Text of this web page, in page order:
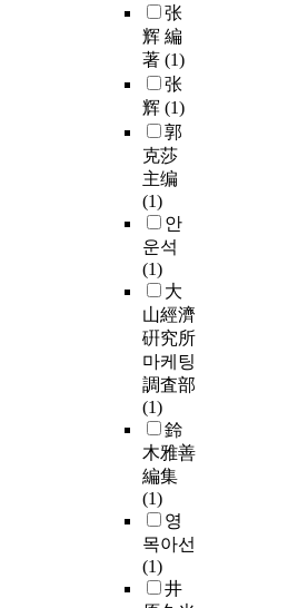
张
辉 編
著 (1)
张
辉 (1)
郭
克莎
主编
(1)
안
운석
(1)
大
山經濟
硏究所
마케팅
調査部
(1)
鈴
木雅善
編集
(1)
영
목아선
(1)
井